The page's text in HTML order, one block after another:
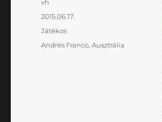
vh
Közzétéve
2015.06.17.
Kategória
Játékos
Címke
Andrés Franco,Ausztrália